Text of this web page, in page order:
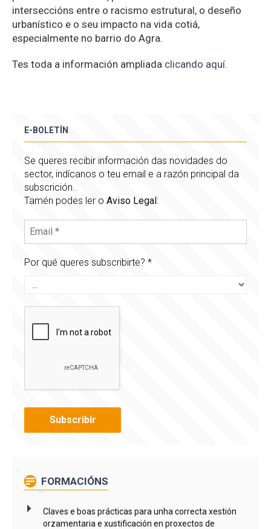
interseccións entre o racismo estrutural, o deseño
urbanístico e o seu impacto na vida cotiá,
especialmente no barrio do Agra.
Tes toda a información ampliada clicando aquí.
E-BOLETÍN
Se queres recibir información das novidades do
sector, indícanos o teu email e a razón principal da
subscrición..
Tamén podes ler o Aviso Legal:
Por qué queres subscribirte? *
FORMACIÓNS
Claves e boas prácticas para unha correcta xestión
orzamentaria e xustificación en proxectos de